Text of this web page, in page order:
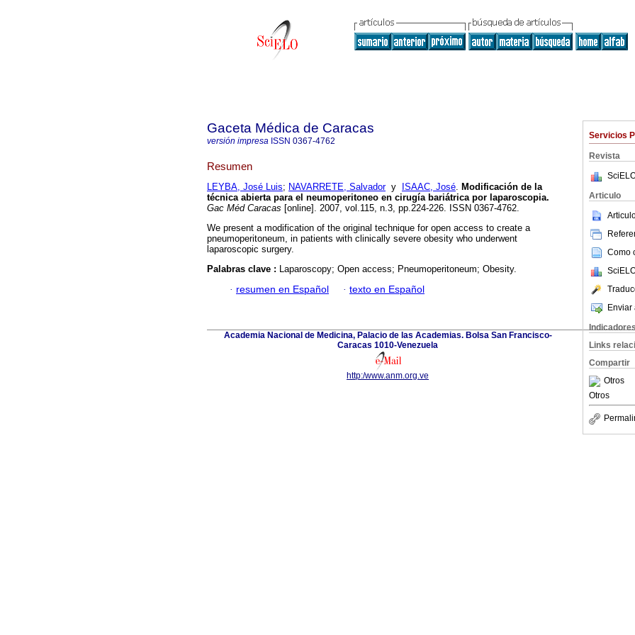
Servicios
Revista
Articulo
Como
Enviar
Links
Compartir
Otros
Otros
Gaceta Médica de Caracas
versión impresa ISSN 0367-4762
Resumen
LEYBA, José Luis; NAVARRETE, Salvadory ISAAC, José. Modificación de la
técnica abierta para el neumoperitoneo en cirugía bariátrica por laparoscopia.
Gac Méd Caracas [online]. 2007, vol.115, n.3, pp.224-226. ISSN 0367-4762.
We present a modification of the original technique for open access to create a
pneumoperitoneum, in patients with clinically severe obesity who underwent
laparoscopic surgery.
Palabras clave : Laparoscopy; Open access; Pneumoperitoneum; Obesity.
· resumen en Español · texto en Español
Academia Nacional de Medicina, Palacio de las Academias. Bolsa San Francisco-
Caracas 1010-Venezuela
http:/www.anm.org.ve